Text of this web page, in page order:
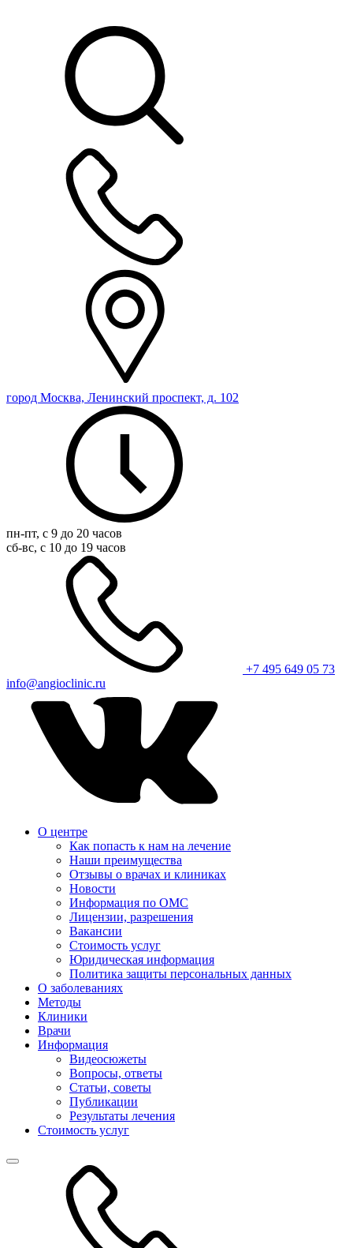
город Москва, Ленинский проспект, д. 102
пн-пт, с 9 до 20 часов
сб-вс, с 10 до 19 часов
+7 495 649 05 73
info@angioclinic.ru
О центре
Как попасть к нам на лечение
Наши преимущества
Отзывы о врачах и клиниках
Новости
Информация по ОМС
Лицензии, разрешения
Вакансии
Стоимость услуг
Юридическая информация
Политика защиты персональных данных
О заболеваниях
Методы
Клиники
Врачи
Информация
Видеосюжеты
Вопросы, ответы
Статьи, советы
Публикации
Результаты лечения
Стоимость услуг